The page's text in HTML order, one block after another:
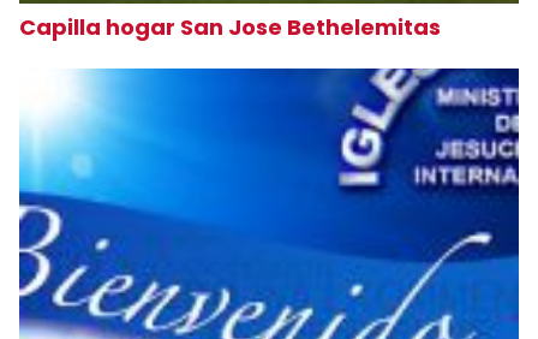
Capilla hogar San Jose Bethelemitas